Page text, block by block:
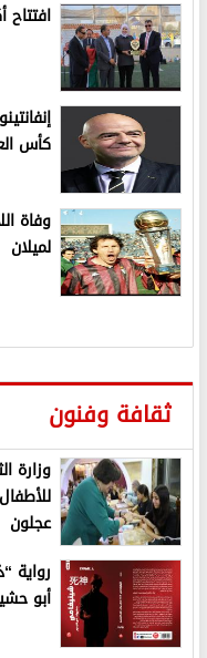
افتتاح
كأس
وفاة
لميلان
ثقافة وفنون
وزارة
عجلون
رواية
أبو